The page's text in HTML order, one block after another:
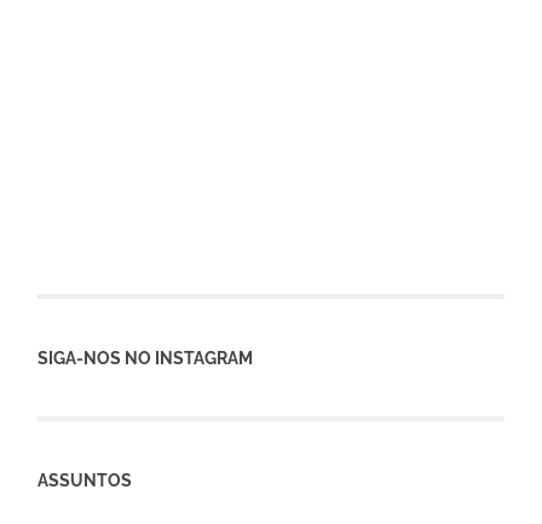
SIGA-NOS NO INSTAGRAM
ASSUNTOS